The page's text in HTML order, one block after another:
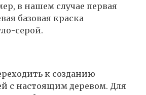
в нашем случае первая
базовая краска
серой.
к созданию
с настоящим деревом. Для